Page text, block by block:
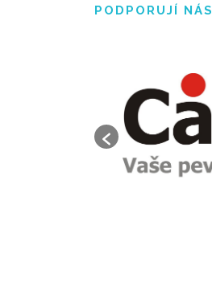
PODPORUJÍ NÁS